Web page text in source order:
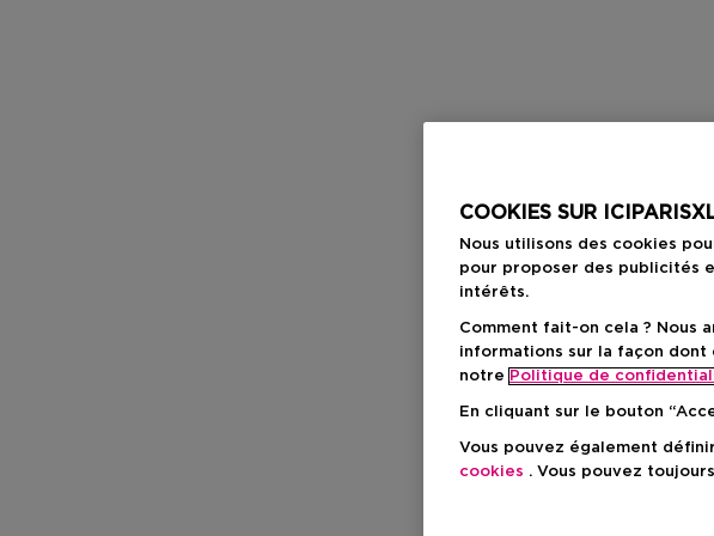
COOKIES SUR
Nous utilisons des cookies
pour proposer des publicités
intérêts.
Comment fait-on cela ? Nous
informations sur la façon dont
notre Politique de
En cliquant sur le bouton
Vous pouvez également
cookies . Vous pouvez